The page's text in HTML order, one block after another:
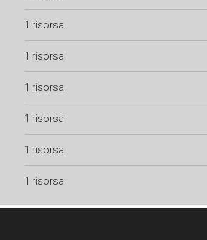
1 risorsa
1 risorsa
1 risorsa
1 risorsa
1 risorsa
1 risorsa